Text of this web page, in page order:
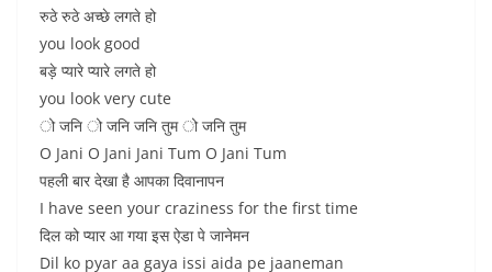
रुठे रुठे अच्छे लगते हो
you look good
बड़े प्यारे प्यारे लगते हो
you look very cute
ो जनि ो जनि जनि तुम ो जनि तुम
O Jani O Jani Jani Tum O Jani Tum
पहली बार देखा है आपका दिवानापन
I have seen your craziness for the first time
दिल को प्यार आ गया इस ऐडा पे जानेमन
Dil ko pyar aa gaya issi aida pe jaaneman